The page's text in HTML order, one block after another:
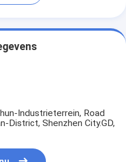
Industrieterrein, Road
District, Shenzhen City.GD,